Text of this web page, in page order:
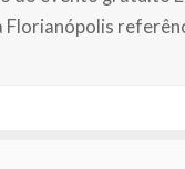
Florianópolis